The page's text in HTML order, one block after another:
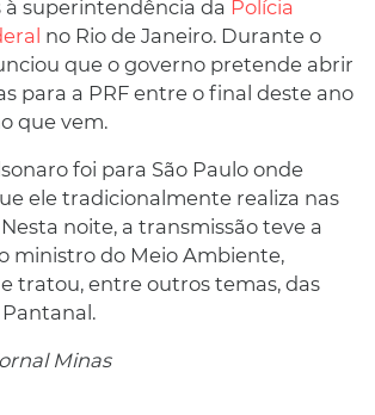
superintendência da Polícia
no Rio de Janeiro. Durante o
que o governo pretende abrir
para a PRF entre o final deste ano
que vem.
foi para São Paulo onde
ele tradicionalmente realiza nas
noite, a transmissão teve a
ministro do Meio Ambiente,
e tratou, entre outros temas, das
Minas